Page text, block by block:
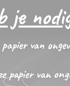
je
van
papier van